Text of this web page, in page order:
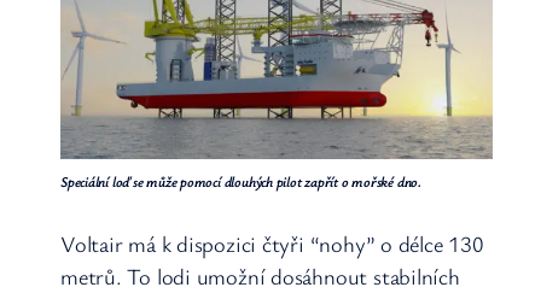
Speciální loď se může pomocí dlouhých pilot zapřít o mořské dno.
Voltair má k dispozici čtyři “nohy” o délce 130
metrů. To lodi umožní dosáhnout stabilních